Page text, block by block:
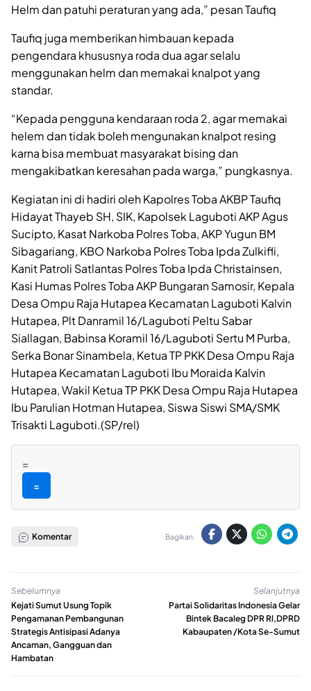
Helm dan patuhi peraturan yang ada,” pesan Taufiq
Taufiq juga memberikan himbauan kepada
pengendara khususnya roda dua agar selalu
menggunakan helm dan memakai knalpot yang
standar.
“Kepada pengguna kendaraan roda 2, agar memakai
helem dan tidak boleh mengunakan knalpot resing
karna bisa membuat masyarakat bising dan
mengakibatkan keresahan pada warga,” pungkasnya.
Kegiatan ini di hadiri oleh Kapolres Toba AKBP Taufiq
Hidayat Thayeb SH, SIK, Kapolsek Laguboti AKP Agus
Sucipto, Kasat Narkoba Polres Toba, AKP Yugun BM
Sibagariang, KBO Narkoba Polres Toba Ipda Zulkifli,
Kanit Patroli Satlantas Polres Toba Ipda Christainsen,
Kasi Humas Polres Toba AKP Bungaran Samosir, Kepala
Desa Ompu Raja Hutapea Kecamatan Laguboti Kalvin
Hutapea, Plt Danramil 16/Laguboti Peltu Sabar
Siallagan, Babinsa Koramil 16/Laguboti Sertu M Purba,
Serka Bonar Sinambela, Ketua TP PKK Desa Ompu Raja
Hutapea Kecamatan Laguboti Ibu Moraida Kalvin
Hutapea, Wakil Ketua TP PKK Desa Ompu Raja Hutapea
Ibu Parulian Hotman Hutapea, Siswa Siswi SMA/SMK
Trisakti Laguboti.(SP/rel)
=
=
Komentar Bagikan:
Sebelumnya
Kejati Sumut Usung Topik
Pengamanan Pembangunan
Strategis Antisipasi Adanya
Ancaman, Gangguan dan
Hambatan
Selanjutnya
Partai Solidaritas Indonesia Gelar
Bintek Bacaleg DPR Rl,DPRD
Kabaupaten /Kota Se-Sumut